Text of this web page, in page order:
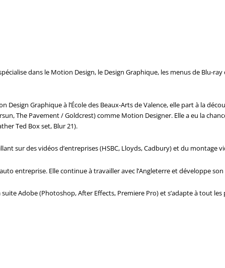
dans le Motion Design, le Design Graphique, les menus de Blu-ray
Graphique à l’École des Beaux-Arts de Valence, elle part à la
The Pavement / Goldcrest) comme Motion Designer. Elle a eu la
Ted Box set, Blur 21).
sur des vidéos d’entreprises (HSBC, Lloyds, Cadbury) et du montage
entreprise. Elle continue à travailler avec l’Angleterre et développe son
Adobe (Photoshop, After Effects, Premiere Pro) et s’adapte à tout